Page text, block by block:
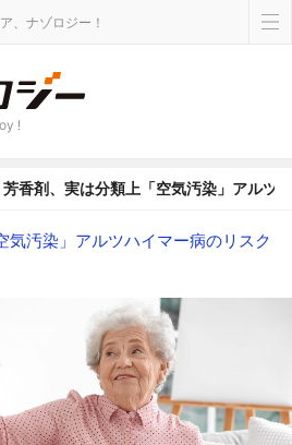
、ナゾロジー！
!
芳香剤、実は分類上「空気汚染」アルツ
気汚染」アルツハイマー病のリスク